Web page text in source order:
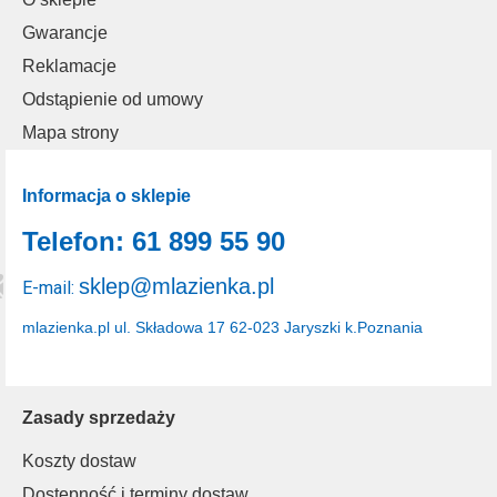
Gwarancje
Reklamacje
Odstąpienie od umowy
Mapa strony
Zasady sprzedaży
Koszty dostaw
Informacja o sklepie
mlazienka.pl ul. Składowa 17 62-023 Jaryszki k.Poznania
Telefon: 61 899 55 90
E-mail: sklep@mlazienka.pl